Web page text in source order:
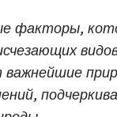
факторы,